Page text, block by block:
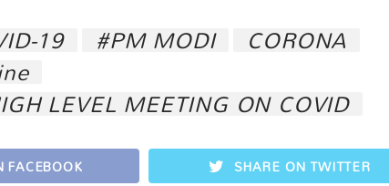
19 #PM MODI CORONA
LEVEL MEETING ON COVID
FACEBOOK SHARE ON TWITTER